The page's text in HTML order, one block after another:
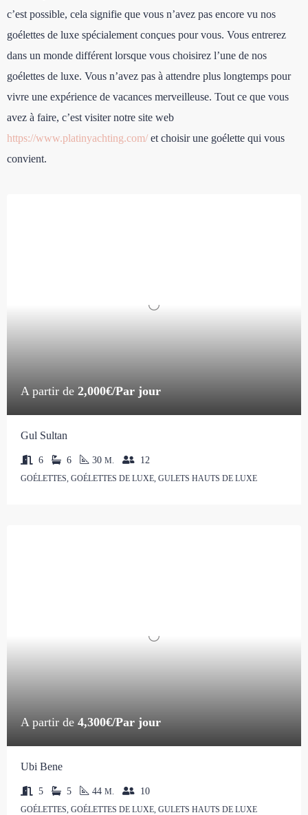
c’est possible, cela signifie que vous n’avez pas encore vu nos
goélettes de luxe spécialement conçues pour vous. Vous entrerez
dans un monde différent lorsque vous choisirez l’une de nos
goélettes de luxe. Vous n’avez pas à attendre plus longtemps pour
vivre une expérience de vacances merveilleuse. Tout ce que vous
avez à faire, c’est visiter notre site web
https://www.platinyachting.com/et choisir une goélette qui vous
convient.
A partir de 2,000€/Par jour
Gul Sultan
6 6 30 M. 12
GOÉLETTES, GOÉLETTES DE LUXE, GULETS HAUTS DE LUXE
A partir de 4,300€/Par jour
Ubi Bene
5 5 44 M. 10
GOÉLETTES, GOÉLETTES DE LUXE, GULETS HAUTS DE LUXE